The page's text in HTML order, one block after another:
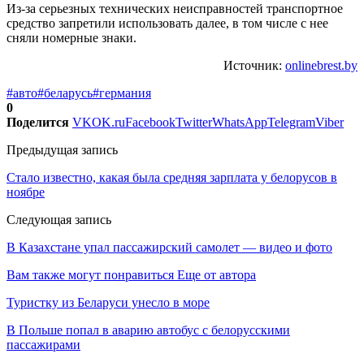
Из-за серьезных технических неисправностей транспортное
средство запретили использовать далее, в том числе с нее
сняли номерные знаки.
Источник: onlinebrest.by
#авто#беларусь#германия
0
Поделится VKOK.ruFacebookTwitterWhatsAppTelegramViber
Предыдущая запись
Стало известно, какая была средняя зарплата у белорусов в
ноябре
Следующая запись
В Казахстане упал пассажирский самолет — видео и фото
Вам также могут понравиться Еще от автора
Туристку из Беларуси унесло в море
В Польше попал в аварию автобус с белорусскими
пассажирами